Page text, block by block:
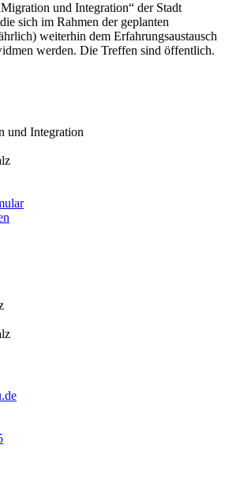
und Integration“ der Stadt
sich im Rahmen der geplanten
weiterhin dem Erfahrungsaustausch
werden. Die Treffen sind öffentlich.
und Integration